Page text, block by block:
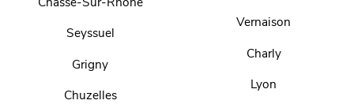
Seyssuel
Grigny
Chuzelles
Vernaison
Charly
Lyon